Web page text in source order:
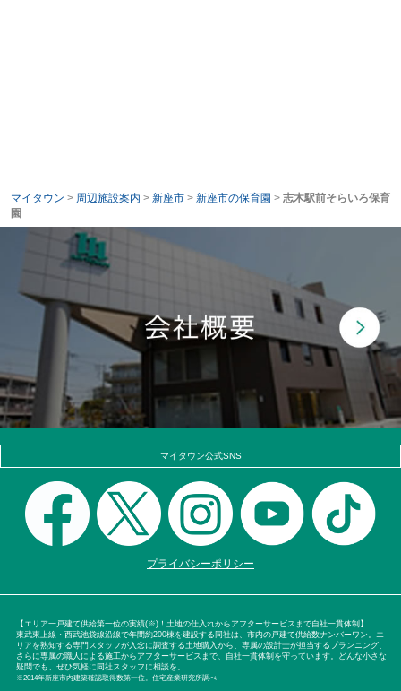
マイタウン > 周辺施設案内 > 新座市 > 新座市の保育園 > 志木駅前そらいろ保育
園
マイタウン公式SNS
プライバシーポリシー
【エリア一戸建て供給第一位の実績(※)！土地の仕入れからアフターサービスまで自社一貫体制】
東武東上線・西武池袋線沿線で年間約200棟を建設する同社は、市内の戸建て供給数ナンバーワン。エ
リアを熟知する専門スタッフが入念に調査する土地購入から、専属の設計士が担当するプランニング、
さらに専属の職人による施工からアフターサービスまで、自社一貫体制を守っています。どんな小さな
疑問でも、ぜひ気軽に同社スタッフに相談を。
※2014年新座市内建築確認取得数第一位。住宅産業研究所調べ